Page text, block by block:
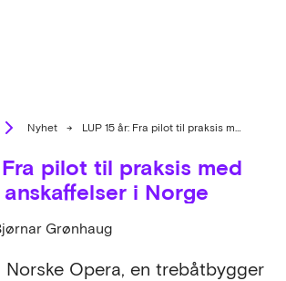
Nyhet → LUP 15 år: Fra pilot til praksis med innovative anskaffelser i Norge
Fra pilot til praksis med
i Norge
Grønhaug
Norske Opera, en trebåtbygger